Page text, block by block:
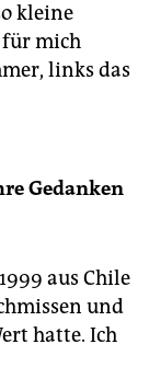
kleine
für mich
links das
Gedanken
aus Chile
und
hatte. Ich